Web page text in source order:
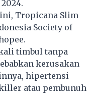
Tropicana Slim
Society of
timbul tanpa
kerusakan
hipertensi
atau pembunuh